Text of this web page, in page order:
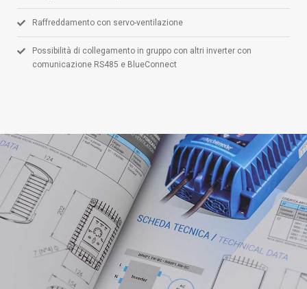
Raffreddamento con servo-ventilazione
Possibilità di collegamento in gruppo con altri inverter con
comunicazione RS485 e BlueConnect